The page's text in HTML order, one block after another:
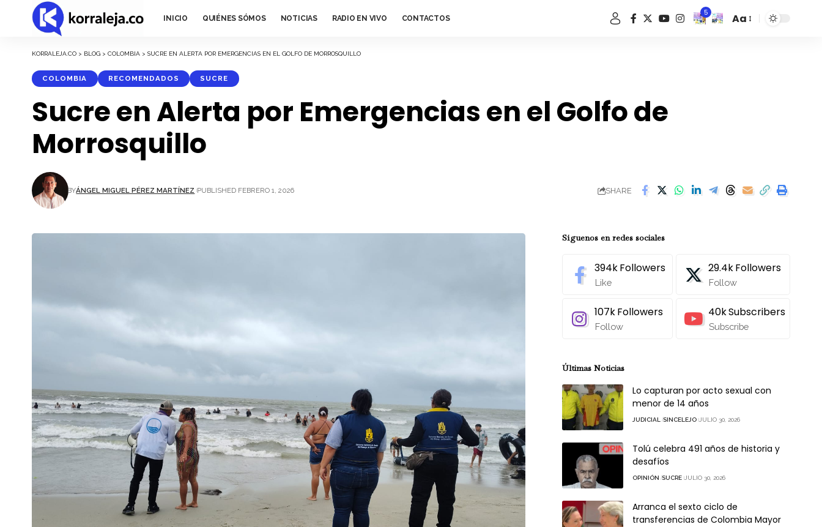
INICIO QUIÉNES SÓMOS NOTICIAS RADIO EN VIVO CONTACTOS
5
Font
Aa
KORRALEJA.CO > BLOG > COLOMBIA > SUCRE EN ALERTA POR EMERGENCIAS EN EL GOLFO DE MORROSQUILLO
COLOMBIA RECOMENDADOS SUCRE
Sucre en Alerta por Emergencias en el Golfo de
Morrosquillo
BYÁNGEL MIGUEL PÉREZ MARTÍNEZ PUBLISHED FEBRERO 1, 2026 SHARE
Síguenos en redes sociales
394kFollowers
Like
29.4kFollowers
Follow
107kFollowers
Follow
40kSubscribers
Subscribe
Últimas Noticias
Lo capturan por acto sexual con
menor de 14 años
JUDICIAL SINCELEJO JULIO 30, 2026
Tolú celebra 491 años de historia y
desafíos
OPINIÓN SUCRE JULIO 30, 2026
Arranca el sexto ciclo de
transferencias de Colombia Mayor